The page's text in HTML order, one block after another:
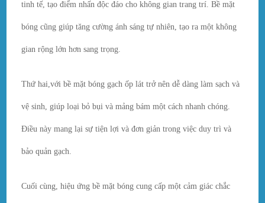
tinh tế, tạo điểm nhấn độc đáo cho không gian trang trí. Bề mặt
bóng cũng giúp tăng cường ánh sáng tự nhiên, tạo ra một không
gian rộng lớn hơn sang trọng.
Thứ hai,với bề mặt bóng gạch ốp lát trở nên dễ dàng làm sạch và
vệ sinh, giúp loại bỏ bụi và mảng bám một cách nhanh chóng.
Điều này mang lại sự tiện lợi và đơn giản trong việc duy trì và
bảo quản gạch.
Cuối cùng, hiệu ứng bề mặt bóng cung cấp một cảm giác chắc